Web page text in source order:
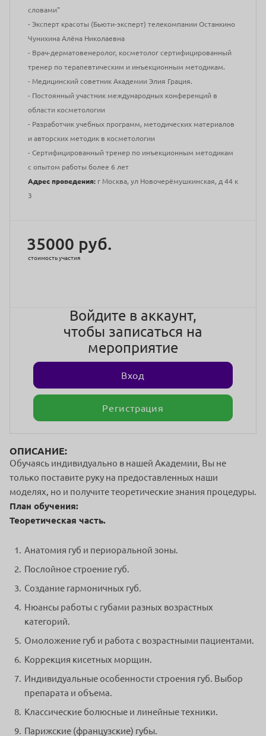
словами"
- Эксперт красоты (Бьюти-эксперт) телекомпании Останкино
Чунихина Алёна Николаевна
- Врач-дерматовенеролог, косметолог сертифицированный
тренер по терапевтическим и инъекционным методикам.
- Медицинский советник Академии Элия Грация.
- Постоянный участник международных конференций в
области косметологии
- Разработчик учебных программ, методических материалов
и авторских методик в косметологии
- Сертифицированный тренер по инъекционным методикам
с опытом работы более 6 лет
Адрес проведения: г Москва, ул Новочерёмушкинская, д 44 к
3
35000 руб.
стоимость участия
Войдите в аккаунт,
чтобы записаться на
мероприятие
Вход
Регистрация
ОПИСАНИЕ:
Обучаясь индивидуально в нашей Академии, Вы не
только поставите руку на предоставленных наши
моделях, но и получите теоретические знания процедуры.
План обучения:
Теоретическая часть.
Анатомия губ и периоральной зоны.
Послойное строение губ.
Создание гармоничных губ.
Нюансы работы с губами разных возрастных
категорий.
Омоложение губ и работа с возрастными пациентами.
Коррекция кисетных морщин.
Индивидуальные особенности строения губ. Выбор
препарата и объема.
Классические болюсные и линейные техники.
Парижские (французские) губы.